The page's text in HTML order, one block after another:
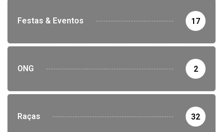
Festas & Eventos 17
ONG 2
Raças 32